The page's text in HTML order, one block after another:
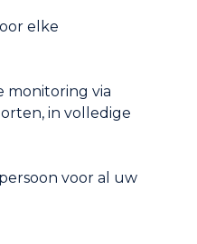
elke
monitoring via
in volledige
voor al uw